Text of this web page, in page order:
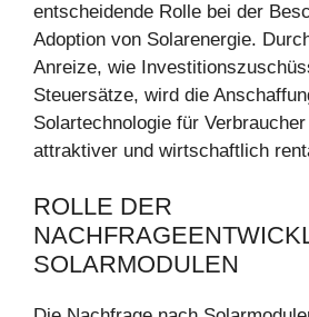
entscheidende Rolle bei der
Adoption von Solarenergie.
Anreize, wie
Steuersätze, wird die
Solartechnologie für
attraktiver und wirtschaftlich
ROLLE DER
SOLARMODULEN